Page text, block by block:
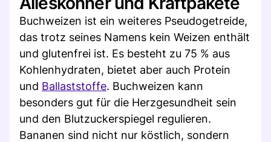
Buchweizen ist ein weiteres Pseudogetreide,
das trotz seines Namens kein Weizen enthält
und glutenfrei ist. Es besteht zu 75 % aus
Kohlenhydraten, bietet aber auch Protein
und Ballaststoffe. Buchweizen kann
besonders gut für die Herzgesundheit sein
und den Blutzuckerspiegel regulieren.
Bananen sind nicht nur köstlich, sondern